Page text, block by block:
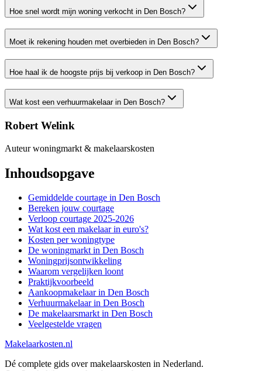
Hoe snel wordt mijn woning verkocht in Den Bosch?
Moet ik rekening houden met overbieden in Den Bosch?
Hoe haal ik de hoogste prijs bij verkoop in Den Bosch?
Wat kost een verhuurmakelaar in Den Bosch?
Robert Welink
Auteur woningmarkt & makelaarskosten
Inhoudsopgave
Gemiddelde courtage in Den Bosch
Bereken jouw courtage
Verloop courtage 2025-2026
Wat kost een makelaar in euro's?
Kosten per woningtype
De woningmarkt in Den Bosch
Woningprijsontwikkeling
Waarom vergelijken loont
Praktijkvoorbeeld
Aankoopmakelaar in Den Bosch
Verhuurmakelaar in Den Bosch
De makelaarsmarkt in Den Bosch
Veelgestelde vragen
Makelaarkosten.nl
Dé complete gids over makelaarskosten in Nederland.